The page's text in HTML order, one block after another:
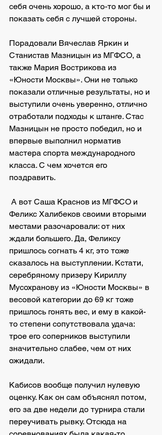
себя очень хорошо, а кто-то мог бы и
показать себя с лучшей стороны.
Порадовали Вячеслав Яркин и
Станистав Мазницын из МГФСО, а
также Мария Вострикова из
«Юности Москвы». Они не только
показали отличные результаты, но и
выступили очень уверенно, отлично
отработали подходы к штанге. Стас
Мазницын не просто победил, но и
впервые выполнил норматив
мастера спорта международного
класса. С чем хочется его
поздравить.
Феликс Халибеков своими вторыми
местами разочаровали: от них
ждали большего. Да, Феликсу
пришлось согнать 4 кг, это тоже
сказалось на выступлении. Кстати,
серебряному призеру Кириллу
Мусохранову из «Юности Москвы» в
весовой категории до 69 кг тоже
пришлось гонять вес, и ему в какой-
то степени сопутствовала удача:
трое его соперников выступили
значительно слабее, чем от них
ожидали.
Кабисов вообще получил нулевую
оценку. Как он сам объяснял потом,
его за две недели до турнира стали
переучивать рывку. Отсюда на